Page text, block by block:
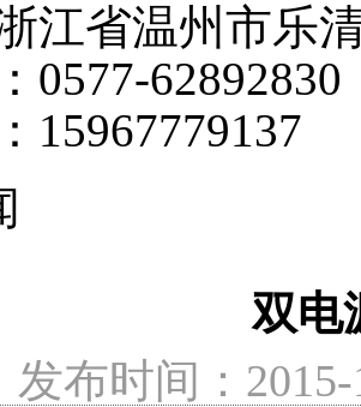
司技术力量雄厚，人才结构配备合理
、科技创新、用户至上、质量上乘、贴
高开关电源可靠性?
江省温州市乐
0577-62892830
15967779137
双电
发布时间：